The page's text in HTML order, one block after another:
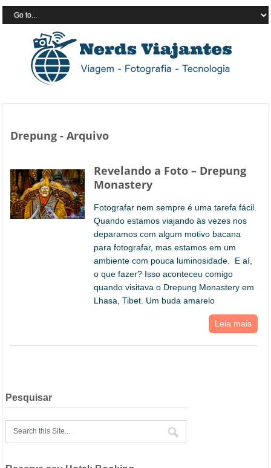
Drepung - Arquivo
Revelando a Foto – Drepung
Monastery
Fotografar nem sempre é uma tarefa fácil.
Quando estamos viajando às vezes nos
deparamos com algum motivo bacana
para fotografar, mas estamos em um
ambiente com pouca luminosidade. E aí,
o que fazer? Isso aconteceu comigo
quando visitava o Drepung Monastery em
Lhasa, Tibet. Um buda amarelo
Leia mais
Pesquisar